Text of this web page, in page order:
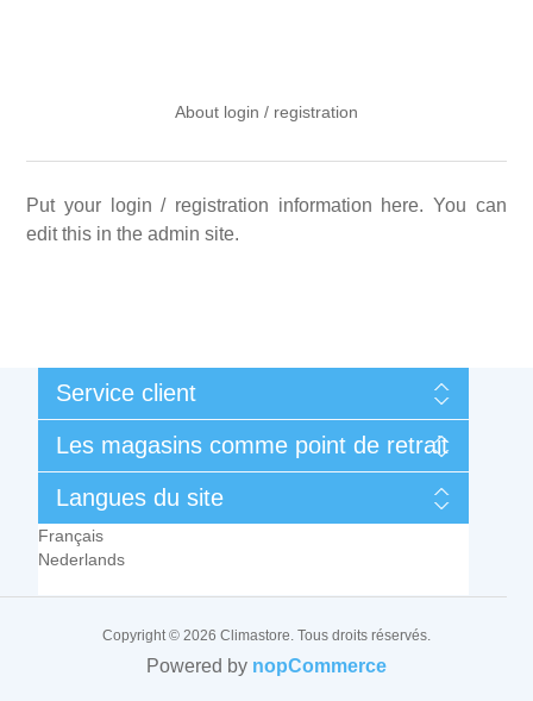
About login / registration
Put your login / registration information here. You can
edit this in the admin site.
Service client
Mes commandes
Conditions générales de vente et de garantie
Contactez-nous
Les magasins comme point de retrait
Rue des Technologies 3
B-4432 Alleur (Belgique)
Email :support@climastore.be
Lundi à Jeudi
7h00 à 12h00 et 13h00 à 17h30
Langues du site
Français
Nederlands
Copyright © 2026 Climastore. Tous droits réservés.
Powered by nopCommerce